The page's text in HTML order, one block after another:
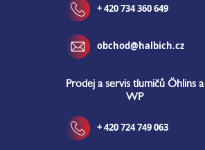
+ 420 734 360 649
obchod@halbich.cz
Prodej a servis tlumičů Öhlins a
WP
+ 420 724 749 063